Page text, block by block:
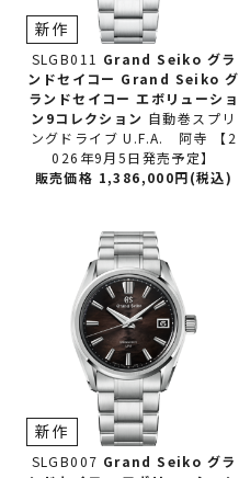
SLGB011 Grand Seiko グラ
ンドセイコー Grand Seiko グ
ランドセイコー エボリューショ
ン9コレクション 自動巻スプリ
ングドライブ U.F.A. 阿寺 【2
026年9月5日発売予定】
新作
販売価格 1,386,000円(税込)
SLGB007 Grand Seiko グラ
新作